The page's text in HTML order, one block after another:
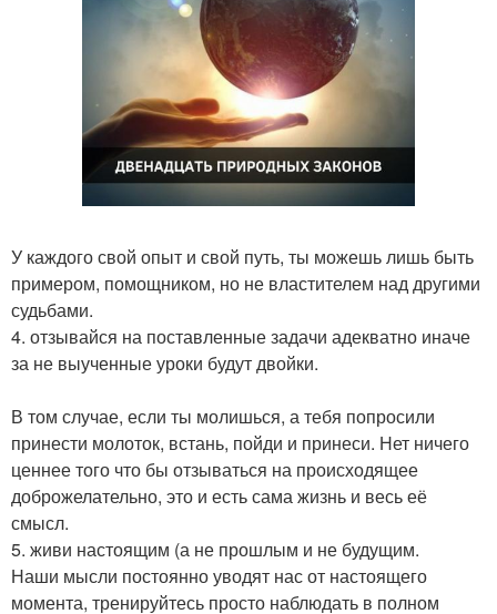
У каждого свой опыт и свой путь, ты можешь лишь быть
примером, помощником, но не властителем над другими
судьбами.
4. отзывайся на поставленные задачи адекватно иначе
за не выученные уроки будут двойки.
В том случае, если ты молишься, а тебя попросили
принести молоток, встань, пойди и принеси. Нет ничего
ценнее того что бы отзываться на происходящее
доброжелательно, это и есть сама жизнь и весь её
смысл.
5. живи настоящим (а не прошлым и не будущим.
Наши мысли постоянно уводят нас от настоящего
момента, тренируйтесь просто наблюдать в полном